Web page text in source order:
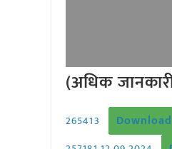
(अधिक
265413 Download